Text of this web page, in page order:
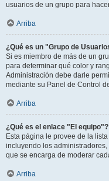
usuarios de un grupo para
Arriba
¿Qué es un "Grupo de
Si es miembro de más de un
para determinar qué color y
Administración debe darle
mediante su Panel de Control
Arriba
¿Qué es el enlace "El equipo"?
Esta página le provee de la
incluyendo los
que se encarga de moderar
Arriba